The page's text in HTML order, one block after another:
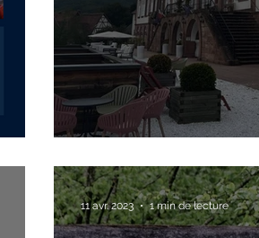
11 avr. 2023 1 min de lecture